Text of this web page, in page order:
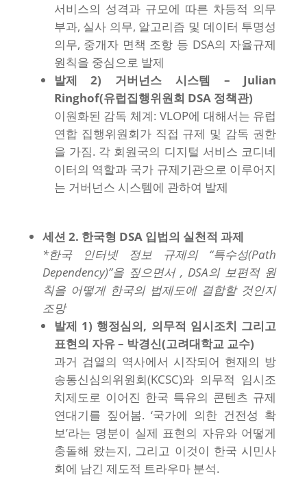
서비스의 성격과 규모에 따른 차등적 의무
부과, 실사 의무, 알고리즘 및 데이터 투명성
의무, 중개자 면책 조항 등 DSA의 자율규제
원칙을 중심으로 발제
발제 2) 거버넌스 시스템 – Julian
Ringhof(유럽집행위원회 DSA 정책관)
이원화된 감독 체계: VLOP에 대해서는 유럽
연합 집행위원회가 직접 규제 및 감독 권한
을 가짐. 각 회원국의 디지털 서비스 코디네
이터의 역할과 국가 규제기관으로 이루어지
는 거버넌스 시스템에 관하여 발제
세션 2. 한국형 DSA 입법의 실천적 과제
*한국 인터넷 정보 규제의 “특수성(Path
Dependency)”을 짚으면서 , DSA의 보편적 원
칙을 어떻게 한국의 법제도에 결합할 것인지
조망
발제 1) 행정심의, 의무적 임시조치 그리고
표현의 자유 – 박경신(고려대학교 교수)
과거 검열의 역사에서 시작되어 현재의 방
송통신심의위원회(KCSC)와 의무적 임시조
치제도로 이어진 한국 특유의 콘텐츠 규제
연대기를 짚어봄. ‘국가에 의한 건전성 확
보’라는 명분이 실제 표현의 자유와 어떻게
충돌해 왔는지, 그리고 이것이 한국 시민사
회에 남긴 제도적 트라우마 분석.